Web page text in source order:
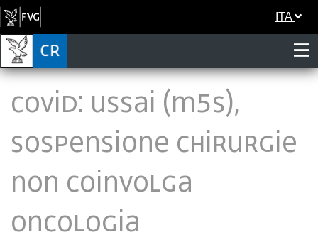
ITA
Covid: Ussai (M5S),
sospensione chirurgie
non coinvolga
oncologia